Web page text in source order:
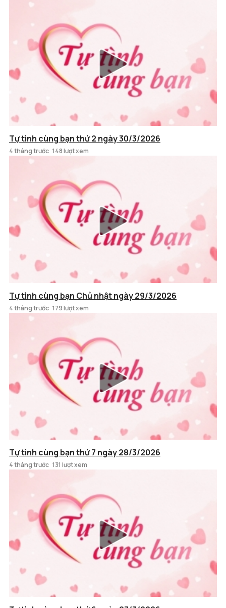
Tự tình cùng bạn thứ 2 ngày 30/3/2026
4 tháng trước 148 lượt xem
Tự tình cùng bạn Chủ nhật ngày 29/3/2026
4 tháng trước 179 lượt xem
Tự tình cùng bạn thứ 7 ngày 28/3/2026
4 tháng trước 131 lượt xem